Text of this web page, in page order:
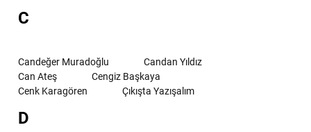
C
Candeğer Muradoğlu
Candan Yıldız
Can Ateş
Cengiz Başkaya
Cenk Karagören
Çıkışta Yazışalım
D